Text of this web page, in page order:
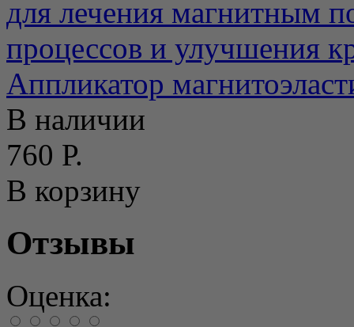
для лечения магнитным
процессов и улучшения
Аппликатор
В наличии
760 Р.
В корзину
Отзывы
Оценка: